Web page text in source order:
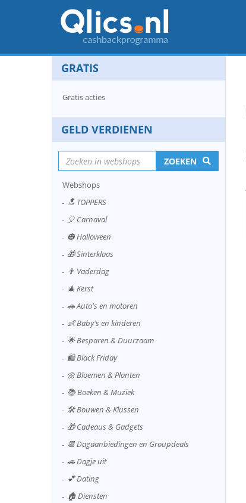
GRATIS
Gratis acties
GELD VERDIENEN
ZOEKEN
Webshops
🔝 TOPPERS
🎈 Carnaval
🎃 Halloween
🎁 Sinterklaas
👨 Vaderdag
🎄 Kerst
🚗 Auto's en motoren
👶 Baby's en kinderen
🌟 Besparen & Duurzaam
🛍️ Black Friday
🌼 Bloemen & Planten
📚 Boeken & Muziek
🛠️ Bouwen & Klussen
🎁 Cadeaus & Gadgets
📆 Dagaanbiedingen en Groupdeals
🚗 Dagje uit
💕 Dating
🏠 Diensten